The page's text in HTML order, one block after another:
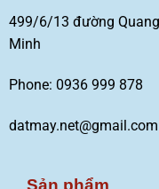
499/6/13 đường Quang
Minh
Phone: 0936 999 878
datmay.net@gmail.com
Sản phẩm